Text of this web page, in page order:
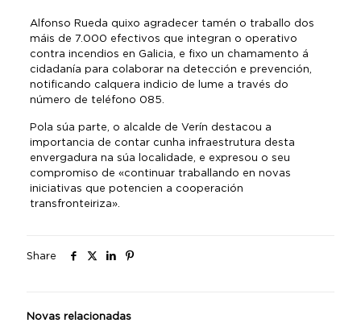
Alfonso Rueda quixo agradecer tamén o traballo dos
máis de 7.000 efectivos que integran o operativo
contra incendios en Galicia, e fixo un chamamento á
cidadanía para colaborar na detección e prevención,
notificando calquera indicio de lume a través do
número de teléfono 085.
Pola súa parte, o alcalde de Verín destacou a
importancia de contar cunha infraestrutura desta
envergadura na súa localidade, e expresou o seu
compromiso de «continuar traballando en novas
iniciativas que potencien a cooperación
transfronteiriza».
Share
Novas relacionadas